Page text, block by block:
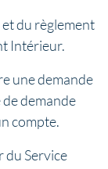
du règlement
Intérieur.
une demande
demande
compte.
du Service